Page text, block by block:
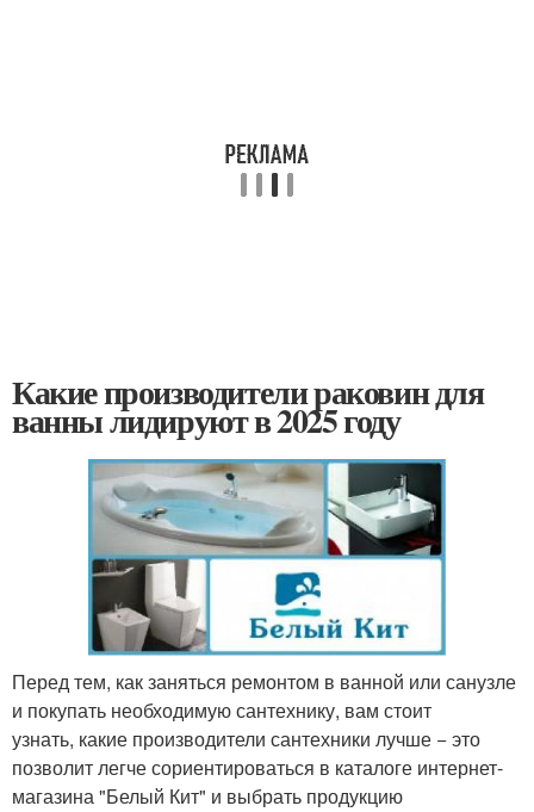
Какие производители раковин для
ванны лидируют в 2025 году
Перед тем, как заняться ремонтом в ванной или санузле
и покупать необходимую сантехнику, вам стоит
узнать, какие производители сантехники лучше − это
позволит легче сориентироваться в каталоге интернет-
магазина "Белый Кит" и выбрать продукцию